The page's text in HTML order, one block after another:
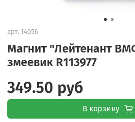
арт. 14056
Магнит "Лейтенант
змеевик R113977
349.50 руб
В корзину